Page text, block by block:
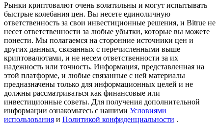
Trade Gold & Silver · 33,333 USDT Bonus
USDT New User Exclusive 10% APR
USDT Flexible Staking | Daily Rewards
BTC New User Exclusive: 6.5% APR
Рынки криптовалют очень волатильны и могут испытывать
быстрые колебания цен. Вы несете единоличную
ответственность за свои инвестиционные решения, и Bitrue не
несет ответственности за любые убытки, которые вы можете
понести. Мы полагаемся на сторонние источники цен и
других данных, связанных с перечисленными выше
криптовалютами, и не несем ответственности за их
надежность или точность. Информация, представленная на
этой платформе, и любые связанные с ней материалы
предназначены только для информационных целей и не
должны рассматриваться как финансовые или
инвестиционные советы. Для получения дополнительной
информации ознакомьтесь с нашими Условиями
использования и Политикой конфиденциальности .